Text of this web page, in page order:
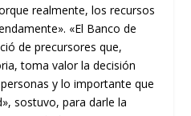
realmente, los recursos
«El Banco de
de precursores que,
toma valor la decisión
y lo importante que
sostuvo, para darle la